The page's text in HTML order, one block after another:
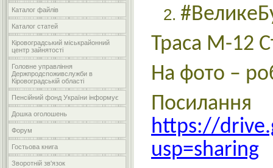
Каталог файлів
Каталог статей
Кіровоградський міськрайонний
центр зайнятості
Головне управління
Держпродспоживслужби в
Кіровоградській області
Пенсійний фонд України інформує
Дошка оголошень
Форум
Гостьова книга
Зворотній зв'язок
Траса М-12
На фото –
https://
usp=sharing